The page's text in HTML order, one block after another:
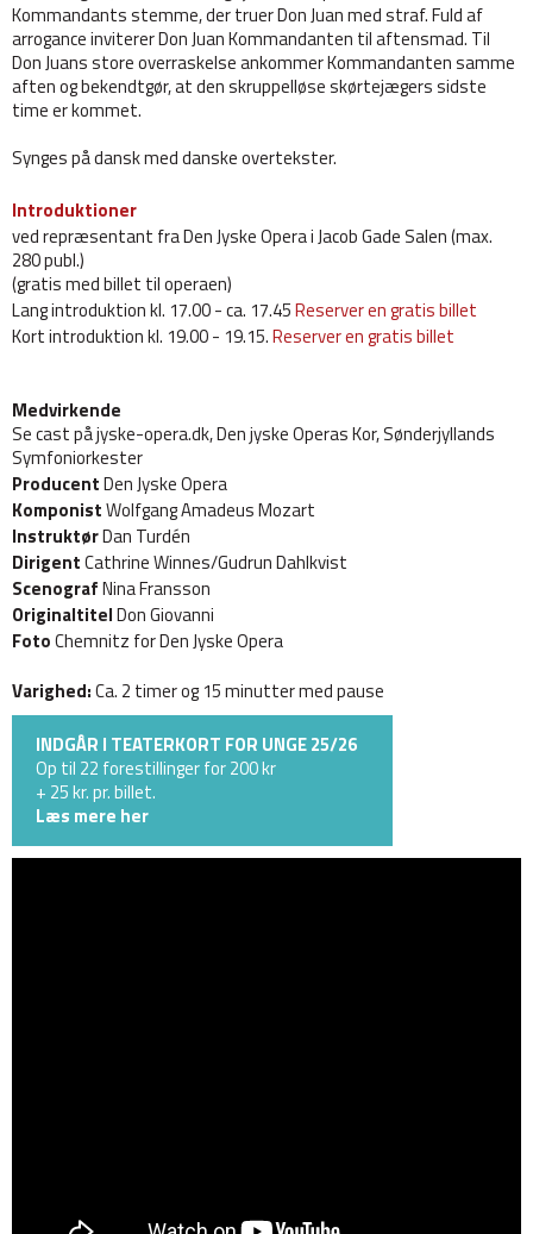
Kommandants stemme, der truer Don Juan med straf. Fuld af
arrogance inviterer Don Juan Kommandanten til aftensmad. Til
Don Juans store overraskelse ankommer Kommandanten samme
aften og bekendtgør, at den skruppelløse skørtejægers sidste
time er kommet.
Synges på dansk med danske overtekster.
Introduktioner
ved repræsentant fra Den Jyske Opera i Jacob Gade Salen (max.
280 publ.)
(gratis med billet til operaen)
Lang introduktion kl. 17.00 - ca. 17.45Reserver en gratis billet
Kort introduktion kl. 19.00 - 19.15.Reserver en gratis billet
Medvirkende
Se cast på jyske-opera.dk, Den jyske Operas Kor, Sønderjyllands
Symfoniorkester
ProducentDen Jyske Opera
KomponistWolfgang Amadeus Mozart
InstruktørDan Turdén
DirigentCathrine Winnes/Gudrun Dahlkvist
ScenografNina Fransson
OriginaltitelDon Giovanni
FotoChemnitz for Den Jyske Opera
Varighed:Ca. 2 timer og 15 minutter med pause
INDGÅR I TEATERKORT FOR UNGE 25/26
Op til 22 forestillinger for 200 kr
+ 25 kr. pr. billet.
Læs mere her